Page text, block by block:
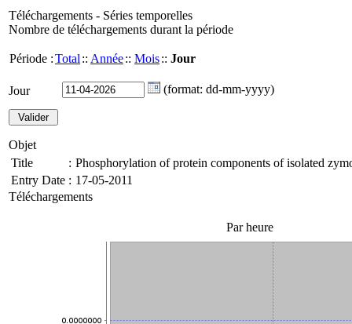
Téléchargements - Séries temporelles
Nombre de téléchargements durant la période
Période :Total :: Année:: Mois:: Jour
Jour (format: dd-mm-yyyy)
Objet
Title
: Phosphorylation of protein components of isolated
Entry Date : 17-05-2011
Téléchargements
Par heure